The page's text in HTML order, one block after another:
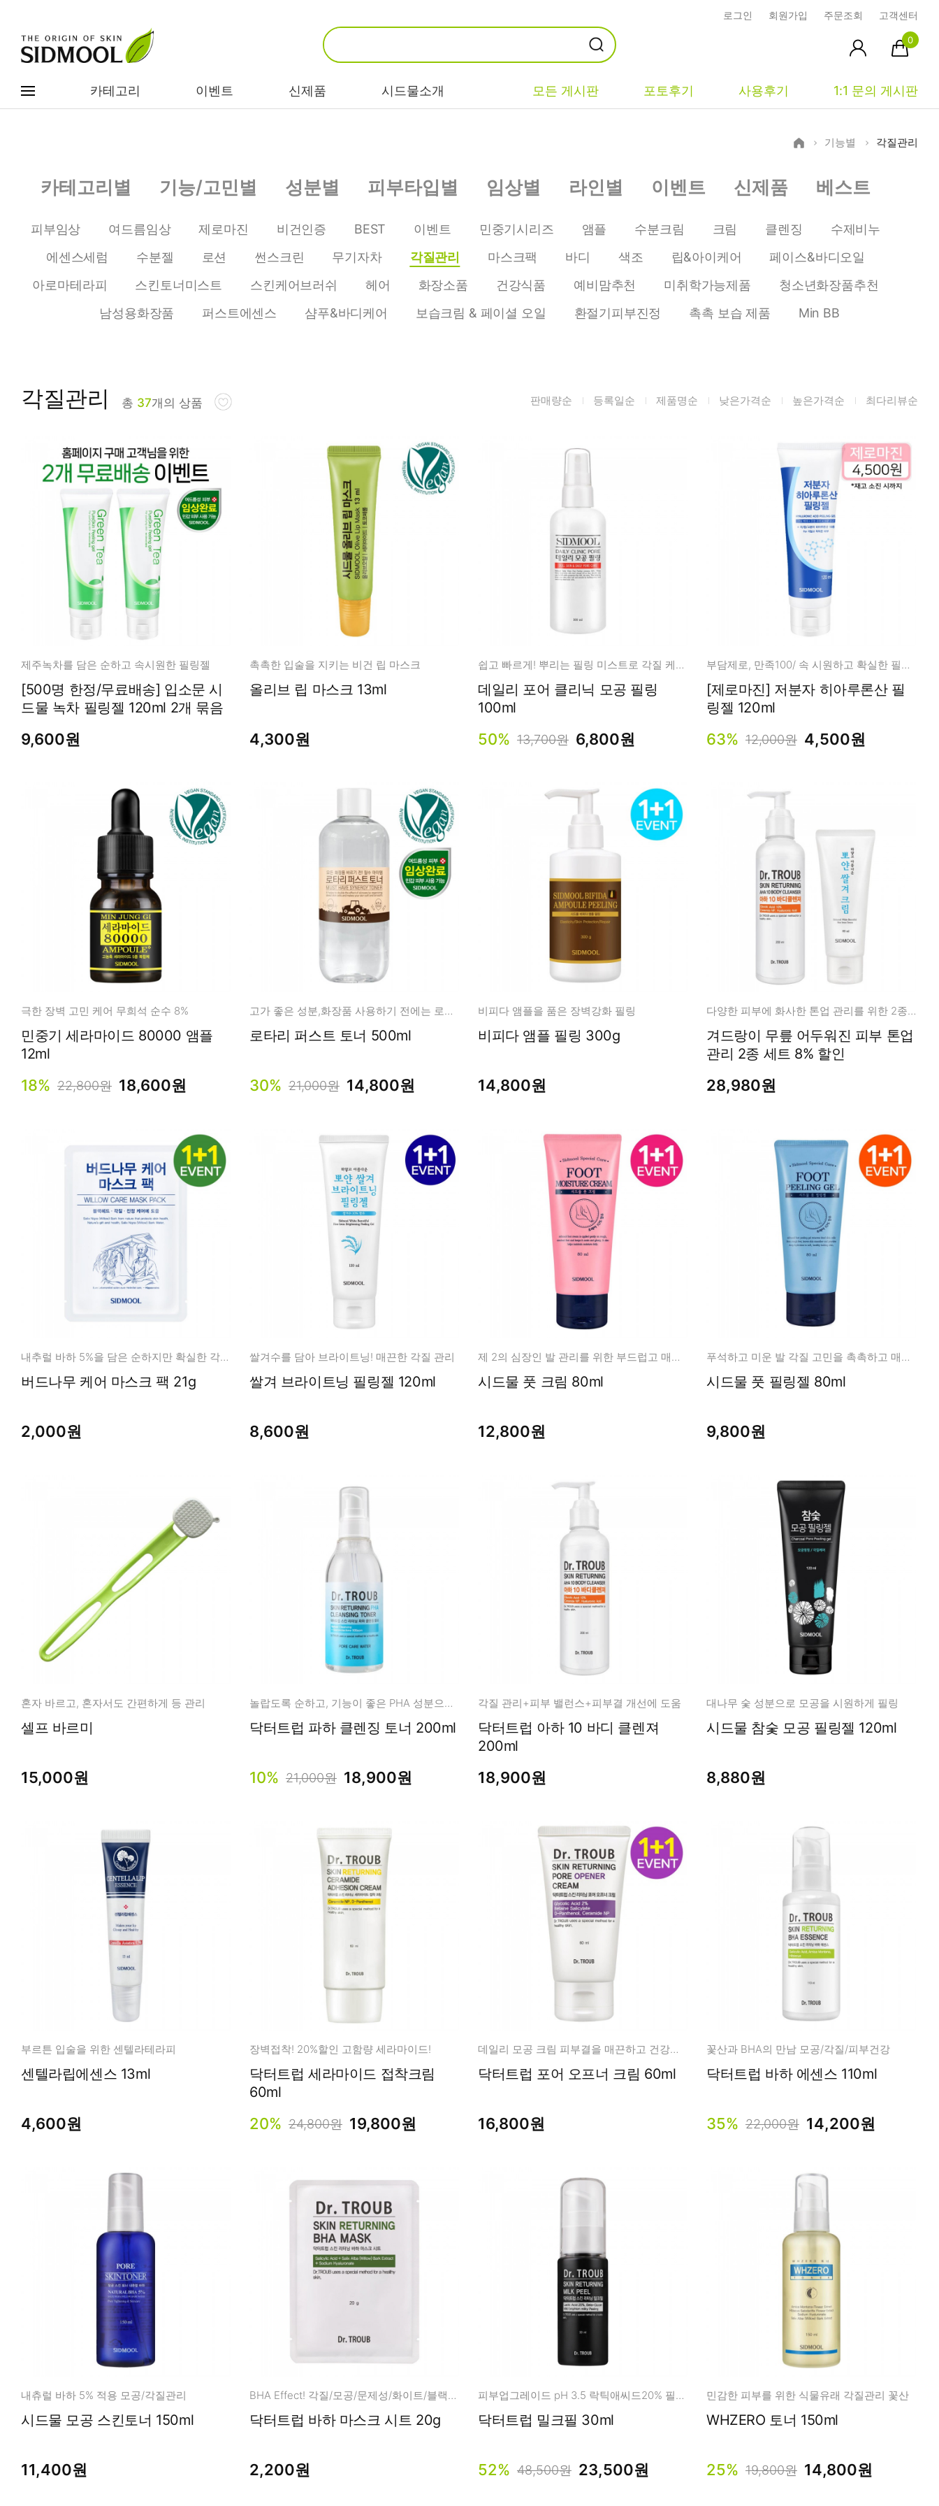
로그인 회원가입 주문조회 고객센터
0
카테고리 이벤트 신제품 시드물소개 모든 게시판 포토후기 사용후기 1:1 문의 게시판
카테고리별
성분별
베스트
이벤트
임상별
비누/클렌징
마스크/팩/필링
스킨/토너/미스
앰플/에센스/세
럼
바디/헤어/핸드/
메이크업
립/아이
건강식품
트러블/시카
민감/건조/속당
미백/화이트닝/
흔적
안티에이징/주
름/탄력
무기자차
레이저관리
탈모케어
EGF/FGF/IGF
콜라겐
히알루론산
병풀/센텔라
판테놀
봉독/프로폴리스
무오일
세라마이드
트라넥사믹
중성
지성
복합성
민감성
시사모
상품문의
시드물통신
전 어떻게 써요?
공지사항
포토사용 후기
시드물 매니아
장바구니
최근본상품
위시리스트
기능별 각질관리
카테고리별 기능/고민별 성분별 피부타입별 임상별 라인별 이벤트 신제품 베스트
피부임상 여드름임상 제로마진 비건인증 BEST 이벤트 민중기시리즈 앰플 수분크림 크림 클렌징
수제비누
에센스세럼
수분젤 로션 썬스크린 무기자차 각질관리 마스크팩 바디 색조 립&아이케어
페이스&바디오일
아로마테라피
스킨토너미스트 스킨케어브러쉬 헤어 화장소품 건강식품 예비맘추천 미취학가능제품
청소년화장품추천
남성용화장품
퍼스트에센스 샴푸&바디케어 보습크림 & 페이셜 오일 환절기피부진정 촉촉 보습 제품 Min BB
각질관리 총 37개의 상품 판매량순 등록일순 제품명순 낮은가격순 높은가격순 최다리뷰순
제주녹차를 담은 순하고 속시원한 필링젤
[500명 한정/무료배송] 입소문 시
드물 녹차 필링젤 120ml 2개 묶음
9,600원
촉촉한 입술을 지키는 비건 립 마스크
올리브 립 마스크 13ml
4,300원
쉽고 빠르게! 뿌리는 필링 미스트로 각질 케어!
데일리 포어 클리닉 모공 필링
100ml
50% 13,700원 6,800원
부담제로, 만족100/ 속 시원하고 확실한 필링젤!
[제로마진] 저분자 히아루론산 필
링젤 120ml
63% 12,000원 4,500원
극한 장벽 고민 케어 무희석 순수 8%
민중기 세라마이드 80000 앰플
12ml
18% 22,800원 18,600원
고가 좋은 성분,화장품 사용하기 전에는 로타리로! 파하 20,000ppm
로타리 퍼스트 토너 500ml
30% 21,000원 14,800원
비피다 앰플을 품은 장벽강화 필링
비피다 앰플 필링 300g
14,800원
다양한 피부에 화사한 톤업 관리를 위한 2종 세트!
겨드랑이 무릎 어두워진 피부 톤업
관리 2종 세트 8% 할인
28,980원
내추럴 바하 5%을 담은 순하지만 확실한 각질 + 모공 정돈!
버드나무 케어 마스크 팩 21g
2,000원
쌀겨수를 담아 브라이트닝! 매끈한 각질 관리
쌀겨 브라이트닝 필링젤 120ml
8,600원
제 2의 심장인 발 관리를 위한 부드럽고 매끈한 발 크림!
시드물 풋 크림 80ml
12,800원
푸석하고 미운 발 각질 고민을 촉촉하고 매끈하게 관리!
시드물 풋 필링젤 80ml
9,800원
혼자 바르고, 혼자서도 간편하게 등 관리
셀프 바르미
15,000원
놀랍도록 순하고, 기능이 좋은 PHA 성분으로 각질관리!
닥터트럽 파하 클렌징 토너 200ml
10% 21,000원 18,900원
각질 관리+피부 밸런스+피부결 개선에 도움
닥터트럽 아하 10 바디 클렌져
200ml
18,900원
대나무 숯 성분으로 모공을 시원하게 필링
시드물 참숯 모공 필링젤 120ml
8,880원
부르튼 입술을 위한 센텔라테라피
센텔라립에센스 13ml
4,600원
장벽접착! 20%할인 고함량 세라마이드!
닥터트럽 세라마이드 접착크림
60ml
20% 24,800원 19,800원
데일리 모공 크림 피부결을 매끈하고 건강하게
닥터트럽 포어 오프너 크림 60ml
16,800원
꽃산과 BHA의 만남 모공/각질/피부건강
닥터트럽 바하 에센스 110ml
35% 22,000원 14,200원
내츄럴 바하 5% 적용 모공/각질관리
시드물 모공 스킨토너 150ml
11,400원
BHA Effect! 각질/모공/문제성/화이트/블랙/헤드
닥터트럽 바하 마스크 시트 20g
2,200원
피부업그레이드 pH 3.5 락틱애씨드20% 필링의 여왕
닥터트럽 밀크필 30ml
52% 48,500원 23,500원
민감한 피부를 위한 식물유래 각질관리 꽃산
WHZERO 토너 150ml
25% 19,800원 14,800원